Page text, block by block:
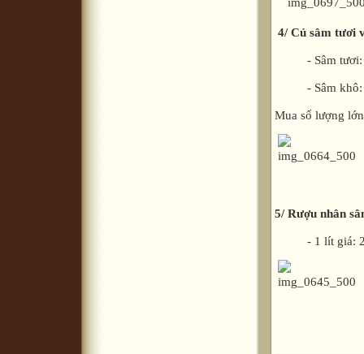
4/ Củ sâm tươi
- Sâm tươi:
- Sâm khô:
Mua số lượng
5/ Rượu nhân
- 1 lít giá: